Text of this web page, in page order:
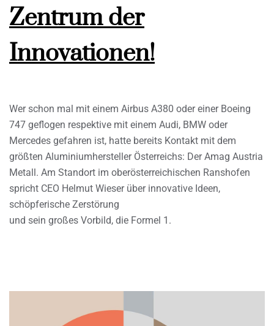
Zentrum der
Innovationen!
Wer schon mal mit einem Airbus A380 oder einer Boeing
747 geflogen respektive mit einem Audi, BMW oder
Mercedes gefahren ist, hatte bereits Kontakt mit dem
größten Aluminiumhersteller Österreichs: Der Amag Austria
Metall. Am Standort im oberösterreichischen Ranshofen
spricht CEO Helmut Wieser über innovative Ideen,
schöpferische Zerstörung
und sein großes Vorbild, die Formel 1.